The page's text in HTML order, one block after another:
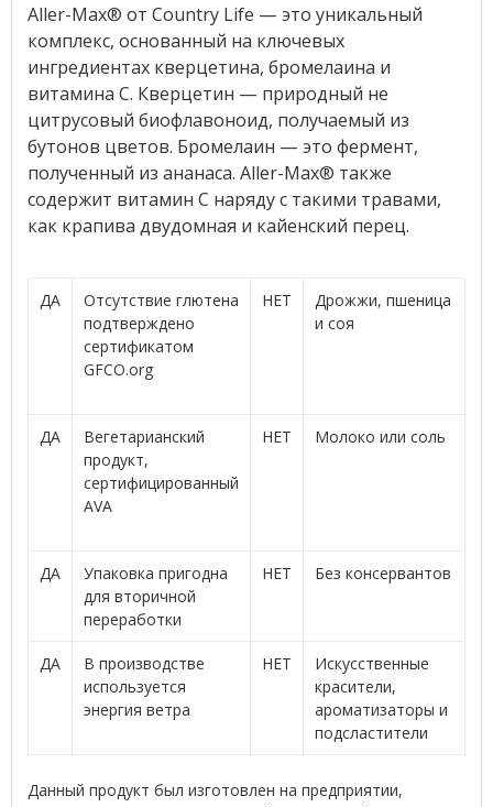
Aller-Max® от Country Life — это уникальный
комплекс, основанный на ключевых
ингредиентах кверцетина, бромелаина и
витамина С. Кверцетин — природный не
цитрусовый биофлавоноид, получаемый из
бутонов цветов. Бромелаин — это фермент,
полученный из ананаса. Aller-Max® также
содержит витамин C наряду с такими травами,
как крапива двудомная и кайенский перец.
ДА
Отсутствие глютена
подтверждено
сертификатом
GFCO.org
НЕТ
Дрожжи, пшеница
и соя
ДА
Вегетарианский
продукт,
сертифицированный
AVA
НЕТ Молоко или соль
ДА
Упаковка пригодна
для вторичной
переработки
НЕТ Без консервантов
ДА
В производстве
используется
энергия ветра
НЕТ
Искусственные
красители,
ароматизаторы и
подсластители
Данный продукт был изготовлен на предприятии,